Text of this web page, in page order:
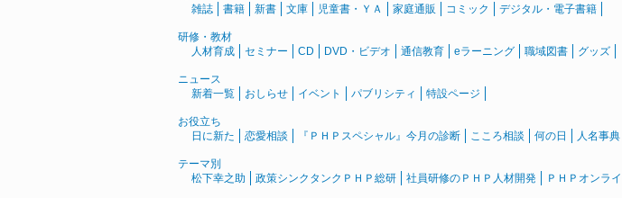
雑誌
書籍 新書 文庫 児童書・ＹＡ 家庭通販 コミック デジタル・電子書籍
研修・教材
人材育成
セミナー CD DVD・ビデオ 通信教育 eラーニング 職域図書 グッズ
ニュース
新着一覧
おしらせ イベント パブリシティ 特設ページ
お役立ち
日に新た
恋愛相談 『ＰＨＰスペシャル』今月の診断 こころ相談 何の日 人名事典
テーマ別
松下幸之助
政策シンクタンクＰＨＰ総研 社員研修のＰＨＰ人材開発 ＰＨＰオンラ